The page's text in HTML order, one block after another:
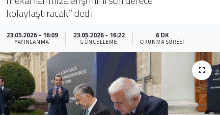
kolaylaştıracak’’ dedi.
23.05.2026 - 16:09
YAYINLANMA
23.05.2026 - 16:22
GÜNCELLEME
6 DK
OKUNMA SÜRESI
Sağlık
Yazarlar
Resmi İlan
Resmi Reklam